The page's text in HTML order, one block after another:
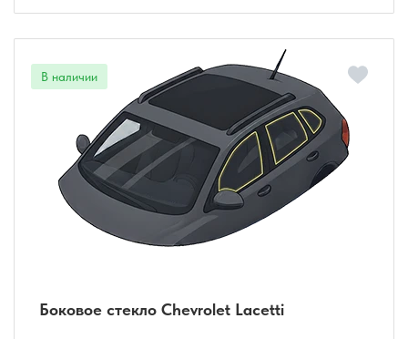
Боковое стекло Chevrolet Lacetti